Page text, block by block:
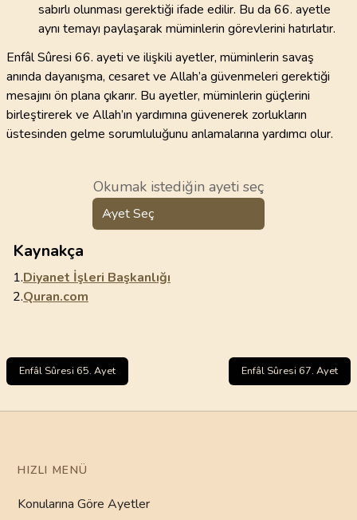
sabırlı olunması gerektiği ifade edilir. Bu da 66. ayetle
aynı temayı paylaşarak müminlerin görevlerini hatırlatır.
Enfâl Sûresi 66. ayeti ve ilişkili ayetler, müminlerin savaş
anında dayanışma, cesaret ve Allah’a güvenmeleri gerektiği
mesajını ön plana çıkarır. Bu ayetler, müminlerin güçlerini
birleştirerek ve Allah’ın yardımına güvenerek zorlukların
üstesinden gelme sorumluluğunu anlamalarına yardımcı olur.
Okumak istediğin ayeti seç
Ayet Seç
Kaynakça
1.Diyanet İşleri Başkanlığı
2.Quran.com
Enfâl Sûresi 65. Ayet Enfâl Sûresi 67. Ayet
HIZLI MENÜ
Konularına Göre Ayetler